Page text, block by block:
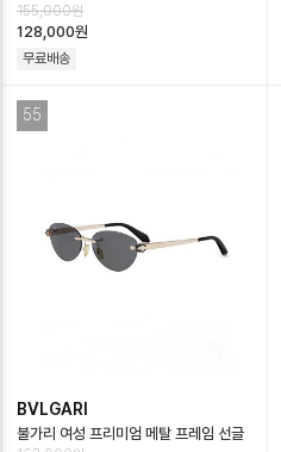
라스 - Celine Womens Premium
Me…
155,000원
128,000원
무료배송
55
BVLGARI
불가리 여성 프리미엄 메탈 프레임 선글